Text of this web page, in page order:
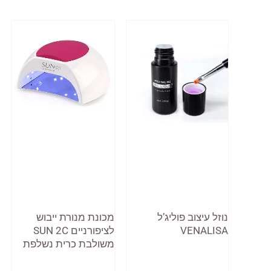
נוזל עיצוב פוליג’ל
VENALISA
מכונת מנורת ייבוש
לציפורניים SUN 2C
משולבת כרית נשלפת